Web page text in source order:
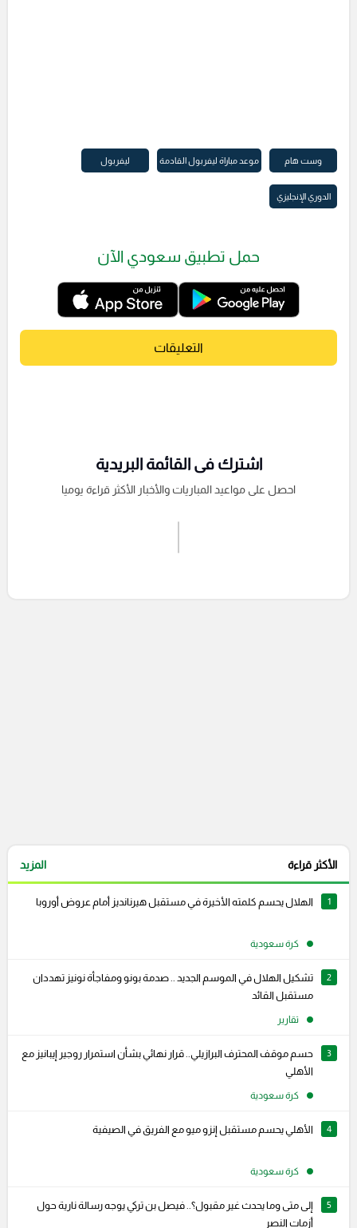
وست هام موعد مباراة ليفربول القادمة ليفربول
الدوري الإنجليزي
حمل تطبيق سعودي الآن
التعليقات
اشترك فى القائمة البريدية
احصل على مواعيد المباريات والأخبار الأكثر قراءة يوميا
الأكثر قراءة المزيد
1 الهلال يحسم كلمته الأخيرة في مستقبل هيرنانديز أمام عروض أوروبا
كرة سعودية
2
تشكيل الهلال في الموسم الجديد .. صدمة بونو ومفاجأة نونيز تهددان
مستقبل القائد
تقارير
3
حسم موقف المحترف البرازيلي.. قرار نهائي بشأن استمرار روجير إيبانيز مع
الأهلي
كرة سعودية
4 الأهلي يحسم مستقبل إنزو ميو مع الفريق في الصيفية
كرة سعودية
5
إلى متى وما يحدث غير مقبول؟.. فيصل بن تركي يوجه رسالة نارية حول
أزمات النصر